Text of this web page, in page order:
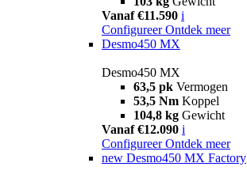
Vanaf €11.590 i
Configureer Ontdek meer
Desmo450 MX
Desmo450 MX
63,5 pk Vermogen
53,5 Nm Koppel
104,8 kg Gewicht
Vanaf €12.090 i
Configureer Ontdek meer
new Desmo450 MX Factory